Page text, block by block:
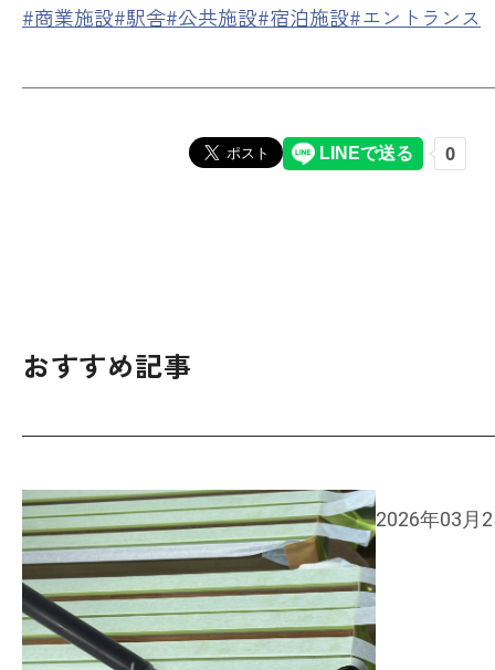
#商業施設#駅舎#公共施設#宿泊施設#エントランス
おすすめ記事
2026年03月